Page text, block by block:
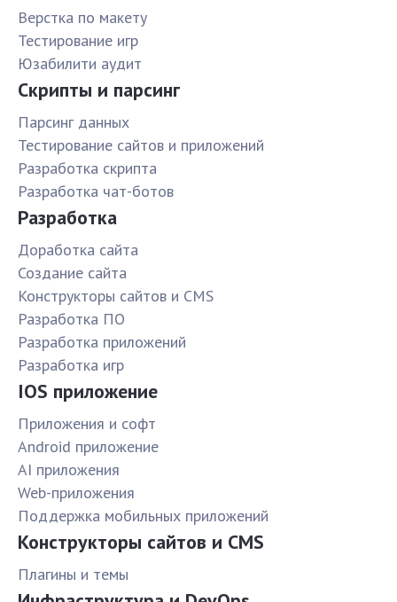
Верстка по макету
Тестирование игр
Юзабилити аудит
Скрипты и парсинг
Парсинг данных
Тестирование сайтов и приложений
Разработка скрипта
Разработка чат-ботов
Разработка
Доработка сайта
Создание сайта
Конструкторы сайтов и CMS
Разработка ПО
Разработка приложений
Разработка игр
IOS приложение
Приложения и софт
Android приложение
AI приложения
Web-приложения
Поддержка мобильных приложений
Конструкторы сайтов и CMS
Плагины и темы